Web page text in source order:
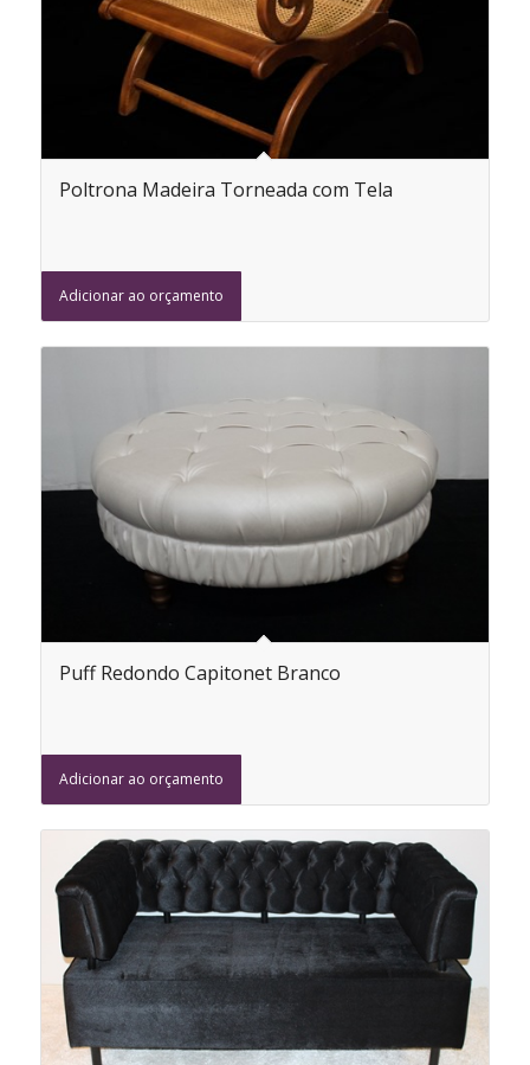
Poltrona Madeira Torneada com Tela
Adicionar ao orçamento
Puff Redondo Capitonet Branco
Adicionar ao orçamento